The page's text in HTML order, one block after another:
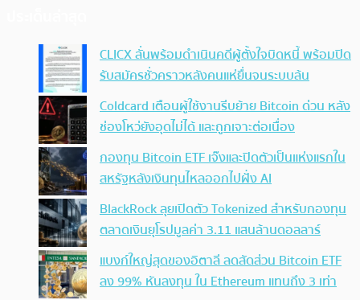
CLICX ลั่นพร้อมดำเนินคดีผู้ตั้งใจบิดหนี้ พร้อมปิด
รับสมัครชั่วคราวหลังคนแห่ยื่นจนระบบล้น
Coldcard เตือนผู้ใช้งานรีบย้าย Bitcoin ด่วน หลัง
ช่องโหว่ยังอุดไม่ได้ และถูกเจาะต่อเนื่อง
กองทุน Bitcoin ETF เจ๊งและปิดตัวเป็นแห่งแรกใน
สหรัฐหลังเงินทุนไหลออกไปฝั่ง AI
BlackRock ลุยเปิดตัว Tokenized สำหรับกองทุน
ตลาดเงินยุโรปมูลค่า 3.11 แสนล้านดอลลาร์
แบงก์ใหญ่สุดของอิตาลี ลดสัดส่วน Bitcoin ETF
ลง 99% หันลงทุน ใน Ethereum แทนถึง 3 เท่า